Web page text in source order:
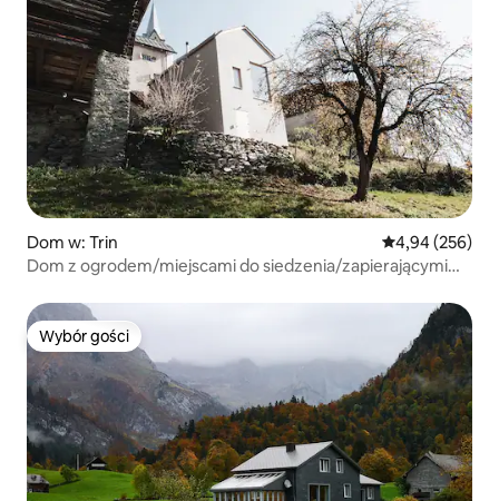
Dom w: Trin Średnia
4,94 (256)
Dom z ogrodem/miejscami do siedzenia/zapierającymi
Wybór gości
Wybór gości